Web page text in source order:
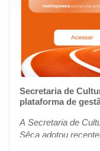
Secretaria de
plataforma de
A Secretaria de
Sêca adotou